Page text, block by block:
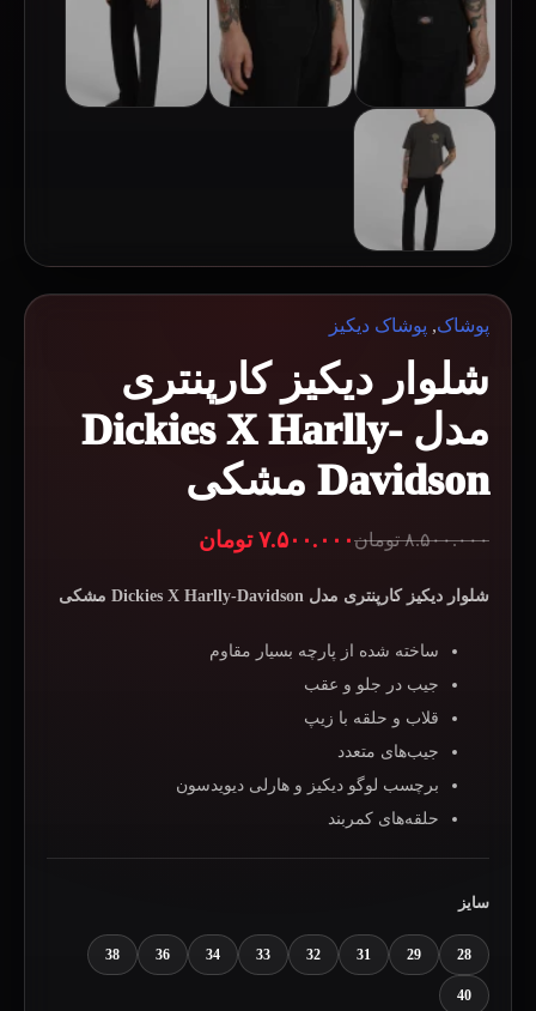
پوشاک, پوشاک دیکیز
شلوار دیکیز کارپنتری
مدل Dickies X Harlly-
Davidson مشکی
۸.۵۰۰.۰۰۰ تومان
اصلی:
۷.۵۰۰.۰۰۰ تومان
فعلی:
شلوار دیکیز کارپنتری مدل Dickies X Harlly-Davidson مشکی
ساخته شده از پارچه بسیار مقاوم
جیب در جلو و عقب
قلاب و حلقه با زیپ
جیب‌های متعدد
برچسب لوگو دیکیز و هارلی دیویدسون
حلقه‌های کمربند
سایز
28
29
31
32
33
34
36
38
40